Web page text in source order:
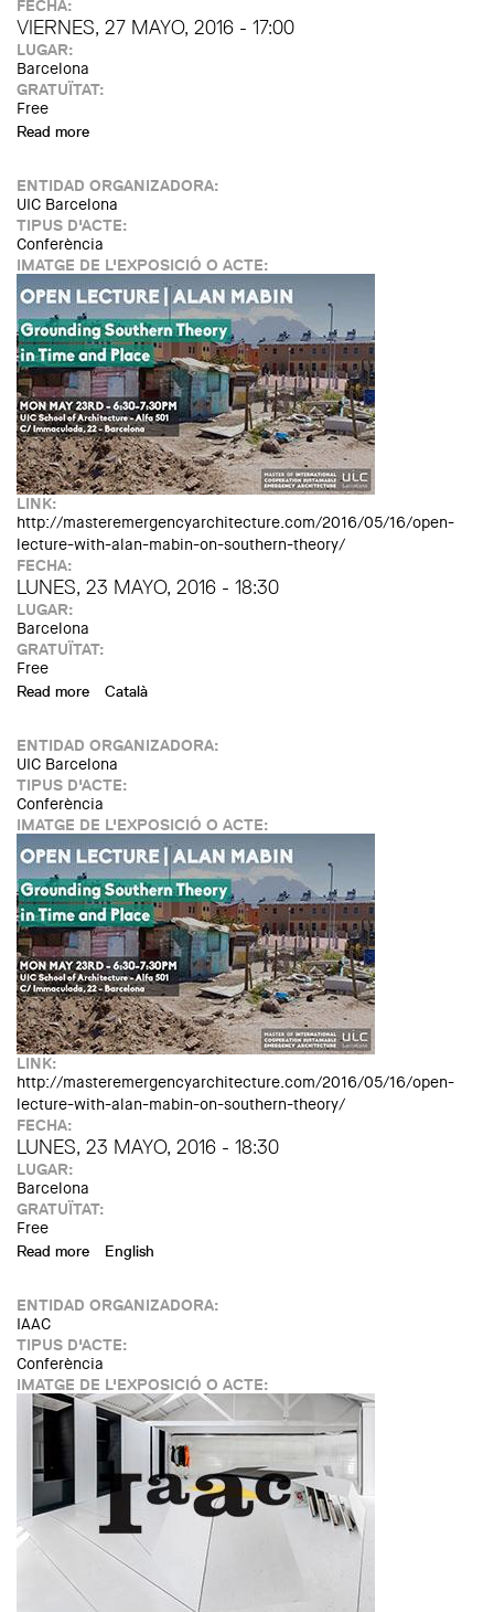
FECHA:
VIERNES, 27 MAYO, 2016 - 17:00
LUGAR:
Barcelona
GRATUÏTAT:
Free
Read more
ENTIDAD ORGANIZADORA:
UIC Barcelona
TIPUS D'ACTE:
Conferència
IMATGE DE L'EXPOSICIÓ O ACTE:
LINK:
http://masteremergencyarchitecture.com/2016/05/16/open-
lecture-with-alan-mabin-on-southern-theory/
FECHA:
LUNES, 23 MAYO, 2016 - 18:30
LUGAR:
Barcelona
GRATUÏTAT:
Free
Read more about Open Lecture with Alan Mabin: Grounding Southern
Català
ENTIDAD ORGANIZADORA:
UIC Barcelona
TIPUS D'ACTE:
Conferència
IMATGE DE L'EXPOSICIÓ O ACTE:
LINK:
http://masteremergencyarchitecture.com/2016/05/16/open-
lecture-with-alan-mabin-on-southern-theory/
FECHA:
LUNES, 23 MAYO, 2016 - 18:30
LUGAR:
Barcelona
GRATUÏTAT:
Free
Read more about Open Lecture with Alan Mabin: Grounding Southern
English
ENTIDAD ORGANIZADORA:
IAAC
TIPUS D'ACTE:
Conferència
IMATGE DE L'EXPOSICIÓ O ACTE: